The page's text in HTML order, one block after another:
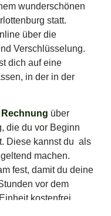
wunderschönen
statt.
über die
Verschlüsselung.
dich auf eine
in der in der
Rechnung über
die du vor Beginn
Diese kannst du als
machen.
fest, damit du deine
vor dem
kostenfrei